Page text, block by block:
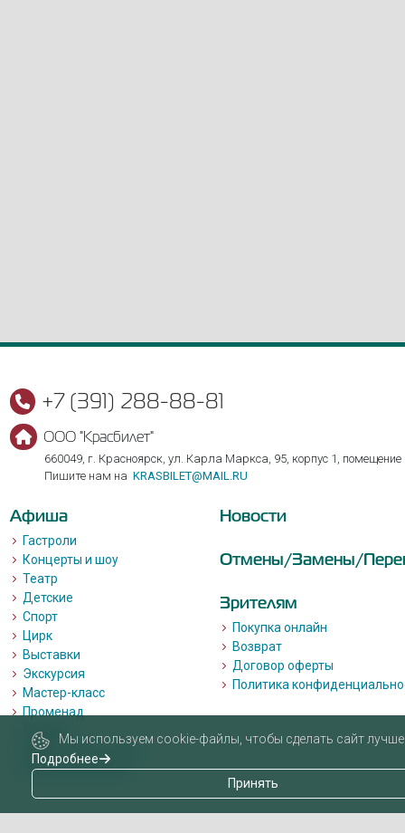
+7 (391) 288-88-81
ООО "Красбилет"
660049, г. Красноярск, ул. Карла Маркса, 95, корпус 1, помещение
Пишите нам на KRASBILET@MAIL.RU
Афиша
Гастроли
Концерты и шоу
Театр
Детские
Спорт
Цирк
Выставки
Экскурсия
Мастер-класс
Променад
Лекции
Квизы, квесты, игры.
Пушкинская карта
Новости
Отмены/Замены/
Зрителям
Покупка онлайн
Возврат
Договор оферты
Политика
Мы используем cookie-файлы, чтобы сделать сайт лучше
Подробнее
Принять